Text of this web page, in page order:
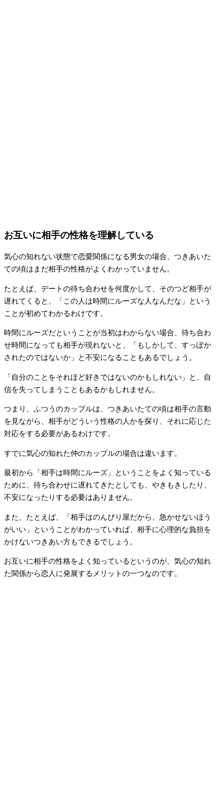
お互いに相手の性格を理解している
気心の知れない状態で恋愛関係になる男女の場合、つきあいた
ての頃はまだ相手の性格がよくわかっていません。
たとえば、デートの待ち合わせを何度かして、そのつど相手が
遅れてくると、「この人は時間にルーズな人なんだな」という
ことが初めてわかるわけです。
時間にルーズだということが当初はわからない場合、待ち合わ
せ時間になっても相手が現れないと、「もしかして、すっぽか
されたのではないか」と不安になることもあるでしょう。
「自分のことをそれほど好きではないのかもしれない」と、自
信を失ってしまうこともあるかもしれません。
つまり、ふつうのカップルは、つきあいたての頃は相手の言動
を見ながら、相手がどういう性格の人かを探り、それに応じた
対応をする必要があるわけです。
すでに気心の知れた仲のカップルの場合は違います。
最初から「相手は時間にルーズ」ということをよく知っている
ために、待ち合わせに遅れてきたとしても、やきもきしたり、
不安になったりする必要はありません。
また、たとえば、「相手はのんびり屋だから、急かせないほう
がいい」ということがわかっていれば、相手に心理的な負担を
かけないつきあい方もできるでしょう。
お互いに相手の性格をよく知っているというのが、気心の知れ
た関係から恋人に発展するメリットの一つなのです。